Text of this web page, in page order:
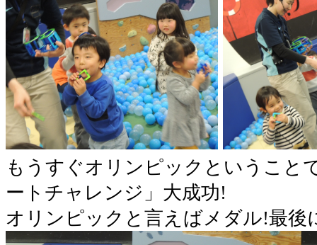
もうすぐオリンピックということ
ートチャレンジ」大成功!
オリンピックと言えばメダル!最後